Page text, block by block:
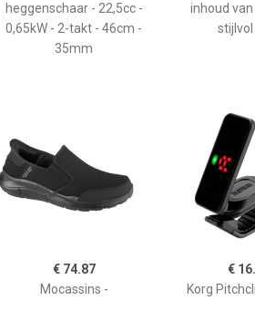
heggenschaar - 22,5cc -
0,65kW - 2-takt - 46cm -
35mm
inhoud
stijlvol
€ 74.87
Mocassins -
€
Korg